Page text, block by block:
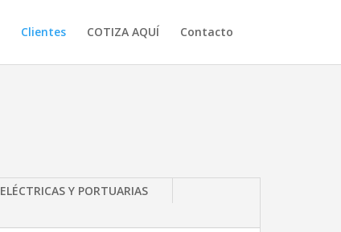
Clientes COTIZA AQUÍ Contacto
ELÉCTRICAS Y PORTUARIAS